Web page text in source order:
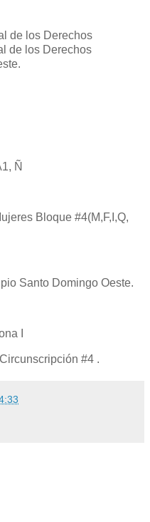
de los Derechos
de los Derechos
Ñ
Bloque #4(M,F,I,Q,
Santo Domingo Oeste.
I
#4 .